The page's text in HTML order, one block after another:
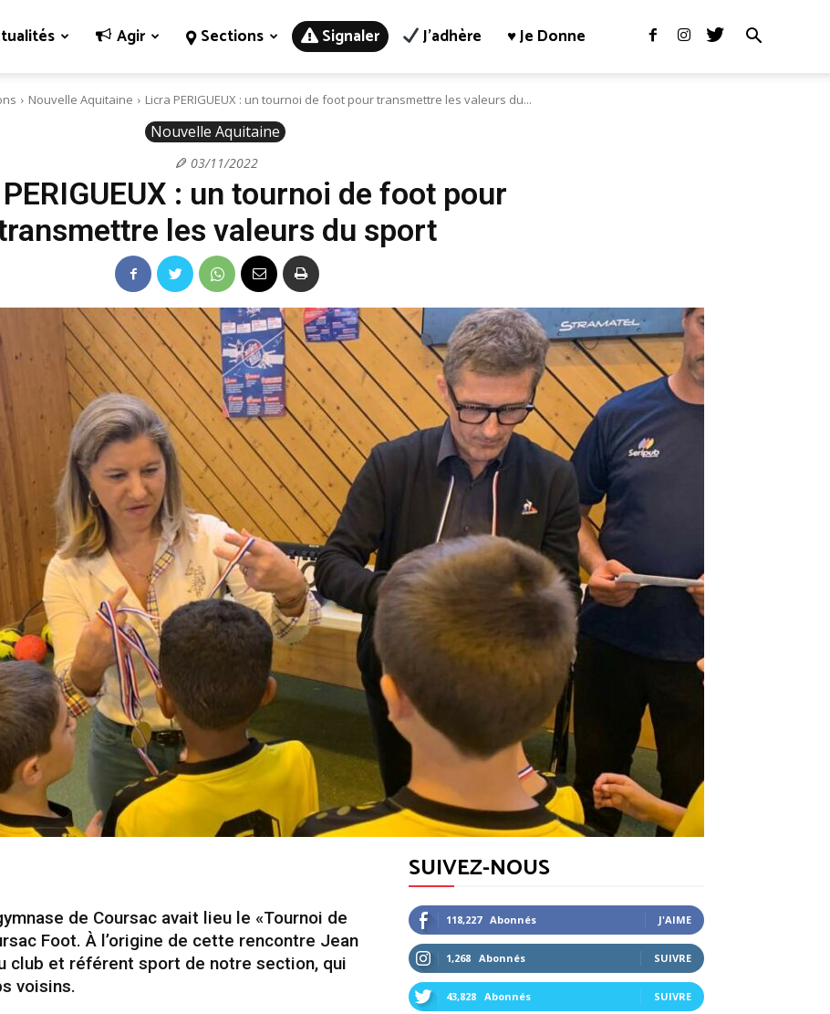
Agir Sections Signaler J’adhère ♥ Je Donne
Nouvelle Aquitaine Licra PERIGUEUX : un tournoi de foot pour transmettre les valeurs du...
Nouvelle Aquitaine
03/11/2022
: un tournoi de foot pour
les valeurs du sport
de Coursac avait lieu le «Tournoi de
Foot. À l’origine de cette rencontre Jean
club et référent sport de notre section, qui
voisins.
SUIVEZ-NOUS
118,227 Abonnés J'AIME
1,268 Abonnés SUIVRE
43,828 Abonnés SUIVRE